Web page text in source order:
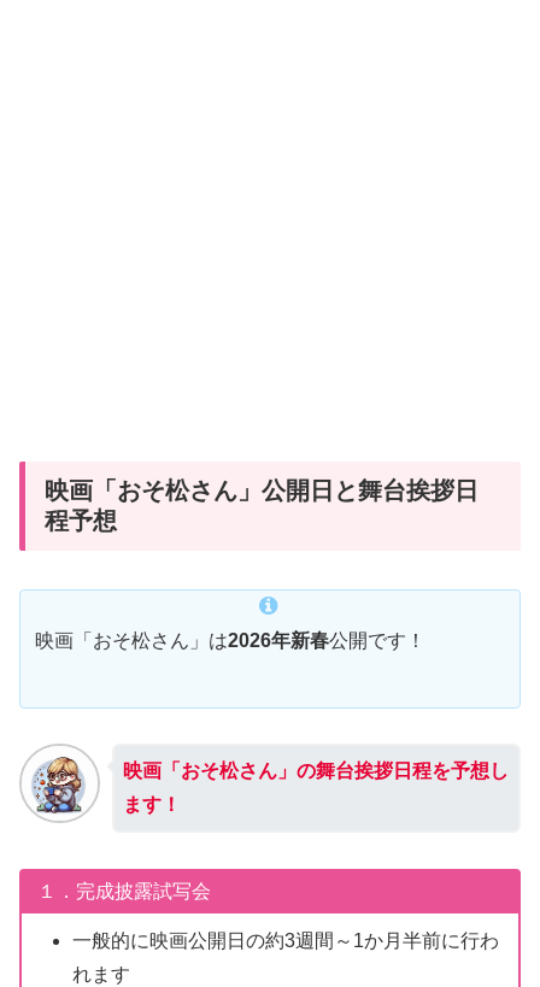
映画「おそ松さん」公開日と舞台挨拶日
程予想
映画「おそ松さん」は2026年新春公開です！
映画「おそ松さん」の舞台挨拶日程を予想し
ます！
１．完成披露試写会
一般的に映画公開日の約3週間～1か月半前に行わ
れます